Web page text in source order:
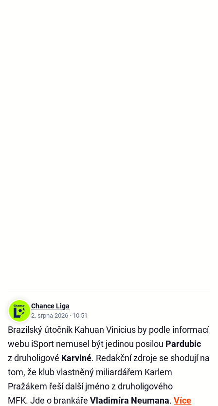
Chance Liga
2. srpna 2026 · 10:51
Brazilský útočník Kahuan Vinicius by podle informací
webu iSport nemusel být jedinou posilou Pardubic
z druholigové Karviné. Redakční zdroje se shodují na
tom, že klub vlastněný miliardářem Karlem
Pražákem řeší další jméno z druholigového
MFK. Jde o brankáře Vladimíra Neumana. Více